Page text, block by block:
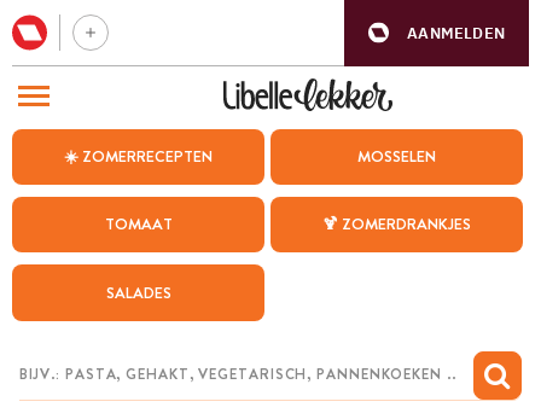
AANMELDEN
☀️ ZOMERRECEPTEN MOSSELEN
TOMAAT 🍹 ZOMERDRANKJES
SALADES
BEZOEK ONZE ANDERE WEBSITES
WEEKMENU
CHAT MET MAIA
MIJN BEWAARDE RECEPTEN